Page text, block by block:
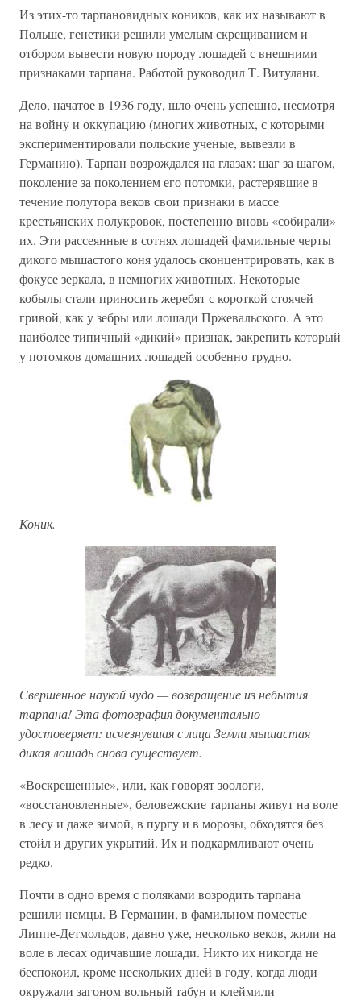
Из этих-то тарпановидных коников, как их называют в
Польше, генетики решили умелым скрещиванием и
отбором вывести новую породу лошадей с внешними
признаками тарпана. Работой руководил Т. Витулани.
Дело, начатое в 1936 году, шло очень успешно, несмотря
на войну и оккупацию (многих животных, с которыми
экспериментировали польские ученые, вывезли в
Германию). Тарпан возрождался на глазах: шаг за шагом,
поколение за поколением его потомки, растерявшие в
течение полутора веков свои признаки в массе
крестьянских полукровок, постепенно вновь «собирали»
их. Эти рассеянные в сотнях лошадей фамильные черты
дикого мышастого коня удалось сконцентрировать, как в
фокусе зеркала, в немногих животных. Некоторые
кобылы стали приносить жеребят с короткой стоячей
гривой, как у зебры или лошади Пржевальского. А это
наиболее типичный «дикий» признак, закрепить который
у потомков домашних лошадей особенно трудно.
Коник.
Свершенное наукой чудо — возвращение из небытия
тарпана! Эта фотография документально
удостоверяет: исчезнувшая с лица Земли мышастая
дикая лошадь снова существует.
«Воскрешенные», или, как говорят зоологи,
«восстановленные», беловежские тарпаны живут на воле
в лесу и даже зимой, в пургу и в морозы, обходятся без
стойл и других укрытий. Их и подкармливают очень
редко.
Почти в одно время с поляками возродить тарпана
решили немцы. В Германии, в фамильном поместье
Липпе-Детмольдов, давно уже, несколько веков, жили на
воле в лесах одичавшие лошади. Никто их никогда не
беспокоил, кроме нескольких дней в году, когда люди
окружали загоном вольный табун и клеймили